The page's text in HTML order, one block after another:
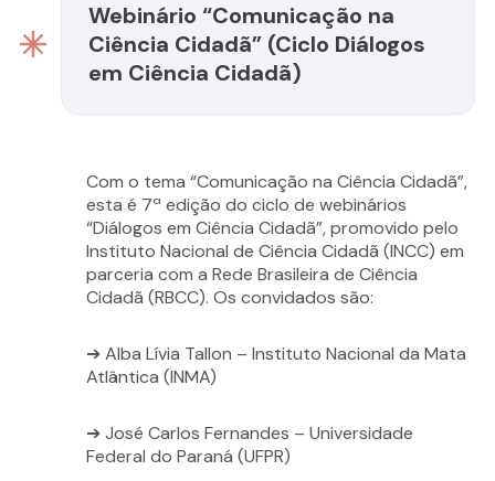
Webinário “Comunicação na
Ciência Cidadã” (Ciclo Diálogos
em Ciência Cidadã)
Com o tema “Comunicação na Ciência Cidadã”,
esta é 7ª edição do ciclo de webinários
“Diálogos em Ciência Cidadã”, promovido pelo
Instituto Nacional de Ciência Cidadã (INCC) em
parceria com a Rede Brasileira de Ciência
Cidadã (RBCC). Os convidados são:
➔ Alba Lívia Tallon – Instituto Nacional da Mata
Atlântica (INMA)
➔ José Carlos Fernandes – Universidade
Federal do Paraná (UFPR)